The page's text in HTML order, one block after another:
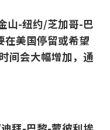
山-纽约/芝加哥-巴
在美国停留或希望
间会大幅增加，通